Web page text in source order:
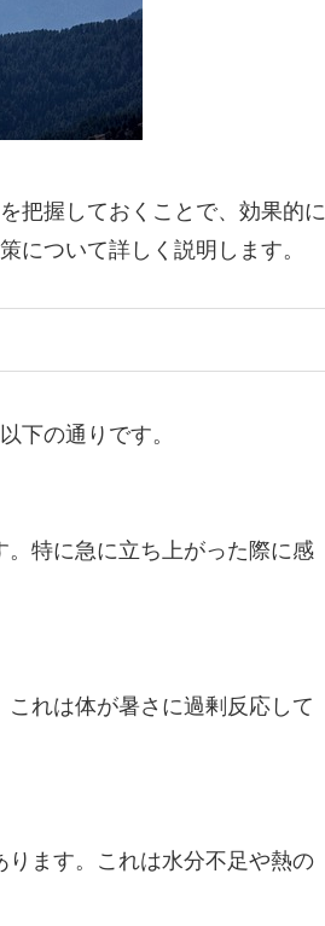
把握しておくことで、効果的に
について詳しく説明します。
下の通りです。
特に急に立ち上がった際に感
れは体が暑さに過剰反応して
ます。これは水分不足や熱の